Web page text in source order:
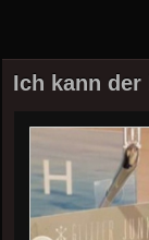
Ich kann